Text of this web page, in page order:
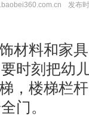
发布
材料和家
时刻把幼
楼梯栏杆
门。